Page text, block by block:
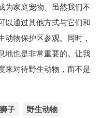
为家庭宠物。虽然我们不
以通过其他方式与它们和
物保护区参观。同时，
地也是非常重要的。让我
来对待野生动物，而不是
狮子 野生动物